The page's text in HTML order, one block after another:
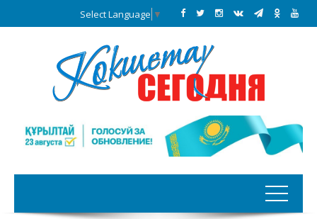
Select Language ▼